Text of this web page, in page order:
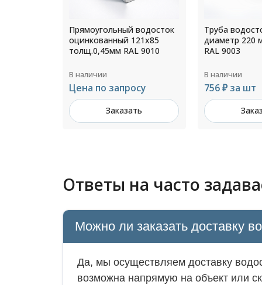
Труба водосточная
диаметр 220 мм L=1250мм
RAL 9003
В наличии
756 ₽ за шт
Заказать
толщ.1,4мм
В наличии
Цена по
Ответы на часто
Можно ли заказать доставку
Да, мы осуществляем доставку
возможна напрямую на объект или